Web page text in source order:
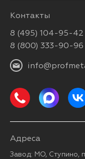
Контакты
8 (495) 104-95-42
8 (800) 333-90-96
Адреса
Завод: МО, Ступино,